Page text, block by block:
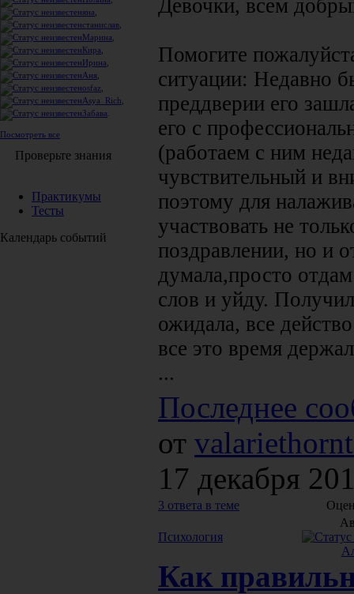
яна
станислав
Марина
Кира
Ирина
Аня
osfaz
Asya_Rich
Забава
Посмотреть все
Проверьте знания
Практикумы
Тесты
Календарь событий
Девочки, всем
Помогите
ситуации: Недавно
преддверии его
его с
(работаем с ним
чувствительный и
поэтому для
участвовать не
поздравлении, но и
думала,просто
слов и уйду.
ожидала, все
все это время
...
Последнее
от
17 декабря
3 ответа в теме
Психология
Как